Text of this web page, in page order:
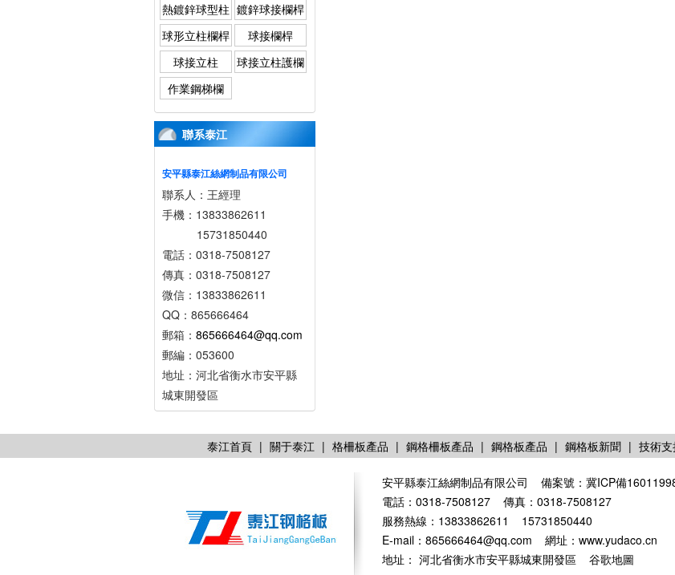
熱鍍鋅球型柱
欄桿
鍍鋅球接欄桿
球形立柱欄桿
球接欄桿
球接立柱
球接立柱護欄
作業鋼梯欄
聯系泰江
安平縣泰江絲網制品有限公司
聯系人：王經理
手機：13833862611
15731850440
電話：0318-7508127
傳真：0318-7508127
微信：13833862611
QQ：865666464
郵箱： 865666464@qq.com
郵編：053600
地址：河北省衡水市安平縣
城東開發區
泰江首頁 | 關于泰江 | 格柵板產品 | 鋼格柵板產品 | 鋼格板產品 | 鋼格板新聞 | 技術
安平縣泰江絲網制品有限公司 備案號： 冀ICP備
電話：0318-7508127 傳真：0318-7508127
服務熱線：13833862611 15731850440
E-mail：865666464@qq.com 網址： www.yudaco.cn
地址： 河北省衡水市安平縣城東開發區 谷歌地圖